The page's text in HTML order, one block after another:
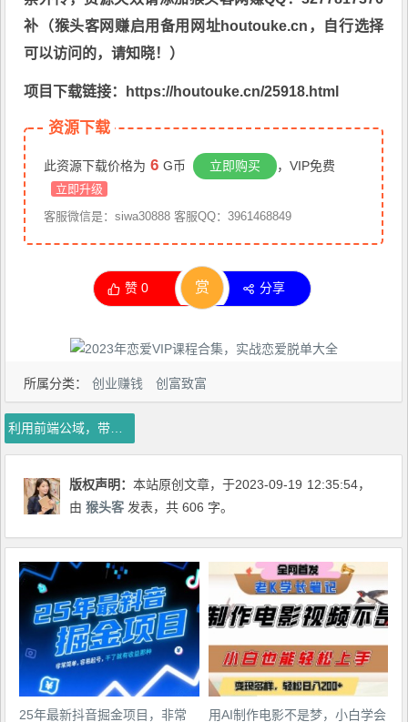
补（猴头客网赚启用备用网址houtouke.cn，自行选择
可以访问的，请知晓！）
项目下载链接：https://houtouke.cn/25918.html
资源下载
此资源下载价格为 6 G币 立即购买 ，VIP免费
立即升级
客服微信是：siwa30888 客服QQ：3961468849
赞0 赏 分享
所属分类： 创业赚钱 创富致富
版权声明：本站原创文章，于2023-09-19 12:35:54，
由猴头客 发表，共 606 字。
25年最新抖音掘金项目，非常
用AI制作电影不是梦，小白学会